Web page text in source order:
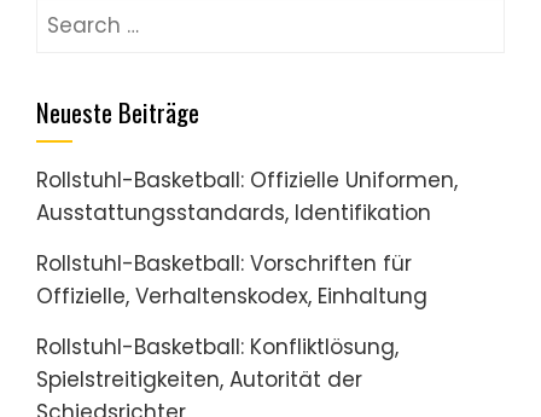
Search
Neueste Beiträge
Rollstuhl-Basketball: Offizielle Uniformen,
Ausstattungsstandards, Identifikation
Rollstuhl-Basketball: Vorschriften für
Offizielle, Verhaltenskodex, Einhaltung
Rollstuhl-Basketball: Konfliktlösung,
Spielstreitigkeiten, Autorität der